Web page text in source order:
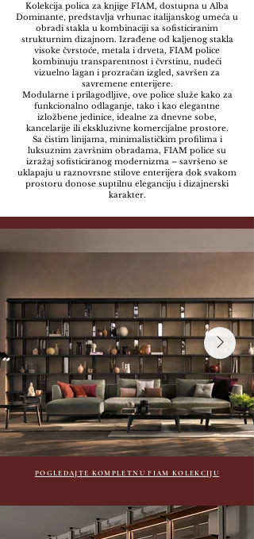
Kolekcija polica za knjige FIAM, dostupna u Alba
Dominante, predstavlja vrhunac italijanskog umeća u
obradi stakla u kombinaciji sa sofisticiranim
strukturnim dizajnom. Izrađene od kaljenog stakla
visoke čvrstoće, metala i drveta, FIAM police
kombinuju transparentnost i čvrstinu, nudeći
vizuelno lagan i prozračan izgled, savršen za
savremene enterijere.
Modularne i prilagodljive, ove police služe kako za
funkcionalno odlaganje, tako i kao elegantne
izložbene jedinice, idealne za dnevne sobe,
kancelarije ili ekskluzivne komercijalne prostore.
Sa čistim linijama, minimalističkim profilima i
luksuznim završnim obradama, FIAM police su
izražaj sofisticiranog modernizma – savršeno se
uklapaju u raznovrsne stilove enterijera dok svakom
prostoru donose suptilnu eleganciju i dizajnerski
karakter.
POGLEDAJTE KOMPLETNU FIAM KOLEKCIJU